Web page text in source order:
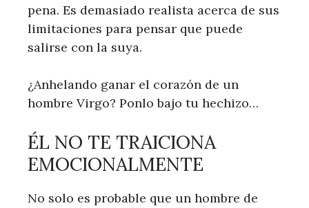
pena. Es demasiado realista acerca de sus
limitaciones para pensar que puede
salirse con la suya.
¿Anhelando ganar el corazón de un
hombre Virgo? Ponlo bajo tu hechizo…
ÉL NO TE TRAICIONA
EMOCIONALMENTE
No solo es probable que un hombre de